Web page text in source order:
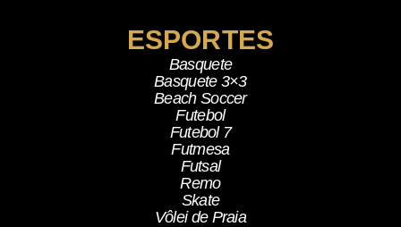
ESPORTES
Basquete
Basquete 3×3
Beach Soccer
Futebol
Futebol 7
Futmesa
Futsal
Remo
Skate
Vôlei de Praia